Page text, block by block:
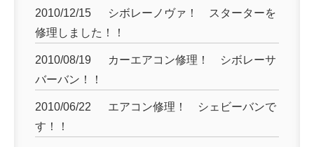
2010/12/15
シボレーノヴァ！ スターターを
修理しました！！
2010/08/19
カーエアコン修理！ シボレーサ
バーバン！！
2010/06/22
エアコン修理！ シェビーバンで
す！！